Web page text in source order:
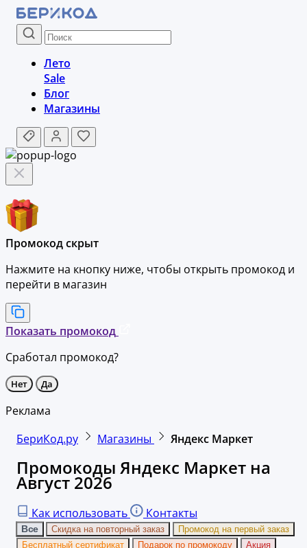
Лето
Sale
Блог
Магазины
Промокод скрыт
Нажмите на кнопку ниже, чтобы открыть промокод и
перейти в магазин
Показать промокод
Сработал промокод?
Нет Да
Реклама
БериКод.ру
Магазины Яндекс Маркет
Промокоды Яндекс Маркет на
Август 2026
Как использовать Контакты
Все Скидка на повторный заказ
Промокод на первый заказ
Бесплатный сертификат
Подарок по промокоду Акция